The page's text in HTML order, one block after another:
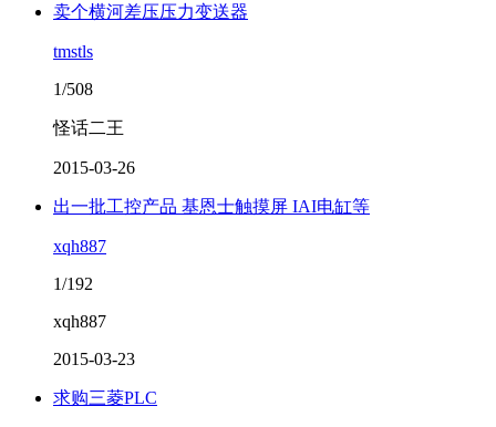
卖个横河差压压力变送器
tmstls
1/508
怪话二王
2015-03-26
出一批工控产品 基恩士触摸屏 IAI电缸等
xqh887
1/192
xqh887
2015-03-23
求购三菱PLC